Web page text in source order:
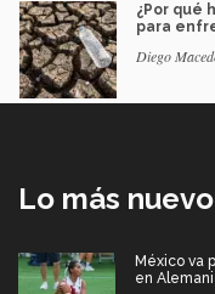
¿Por qué
para
Diego
Lo más nuevo
México va
en